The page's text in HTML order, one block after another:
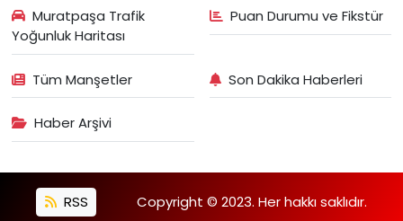
Muratpaşa Trafik
Yoğunluk Haritası
Puan Durumu ve Fikstür
Tüm Manşetler Son Dakika Haberleri
Haber Arşivi
RSS Copyright © 2023. Her hakkı saklıdır.